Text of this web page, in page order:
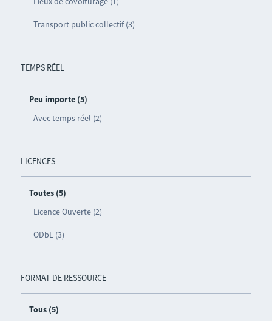
Transport public collectif (3)
TEMPS RÉEL
Peu importe (5)
Avec temps réel (2)
LICENCES
Toutes (5)
Licence Ouverte (2)
ODbL (3)
FORMAT DE RESSOURCE
Tous (5)